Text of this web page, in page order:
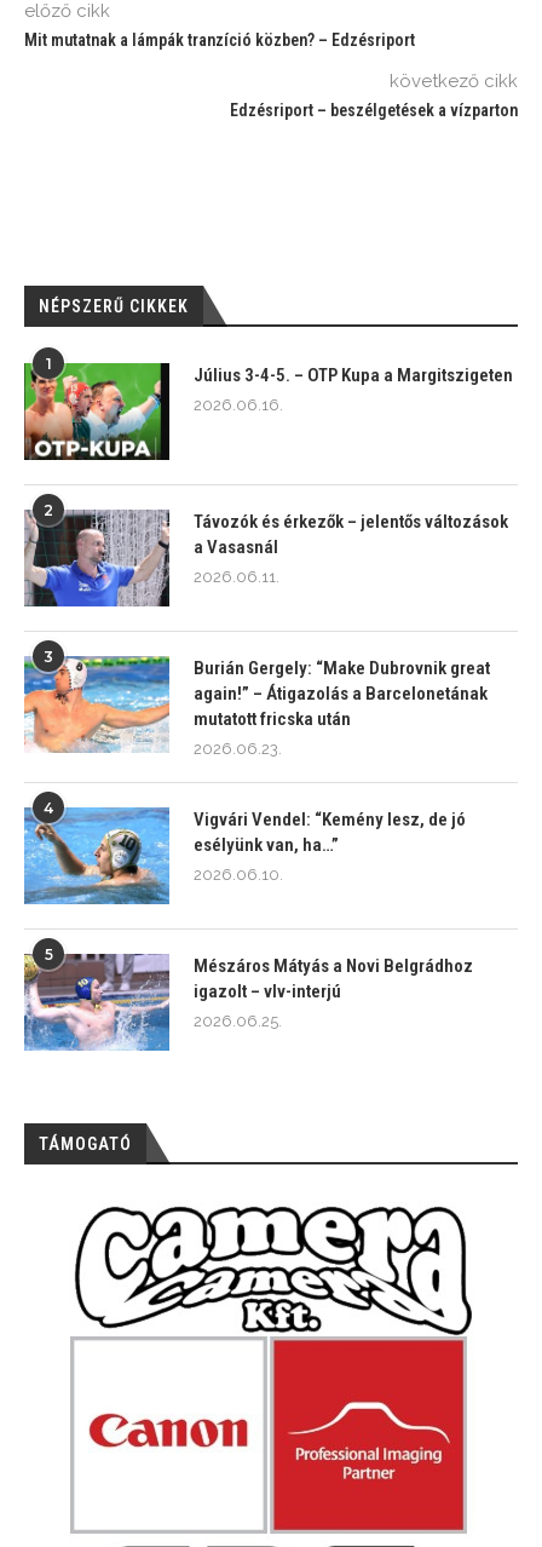
előző cikk
Mit mutatnak a lámpák tranzíció közben? – Edzésriport
következő cikk
Edzésriport – beszélgetések a vízparton
NÉPSZERŰ CIKKEK
1
Július 3-4-5. – OTP Kupa a Margitszigeten
2026.06.16.
2
Távozók és érkezők – jelentős változások
a Vasasnál
2026.06.11.
3
Burián Gergely: “Make Dubrovnik great
again!” – Átigazolás a Barcelonetának
mutatott fricska után
2026.06.23.
4
Vigvári Vendel: “Kemény lesz, de jó
esélyünk van, ha…”
2026.06.10.
5
Mészáros Mátyás a Novi Belgrádhoz
igazolt – vlv-interjú
2026.06.25.
TÁMOGATÓ